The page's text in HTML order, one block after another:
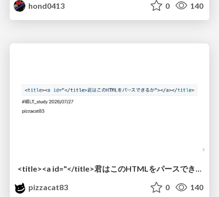
hond0413
0 140
<title><a id="</title>君はこのHTMLをパースできるか"></a></title> #雑LT_study
pizzacat83
0 140